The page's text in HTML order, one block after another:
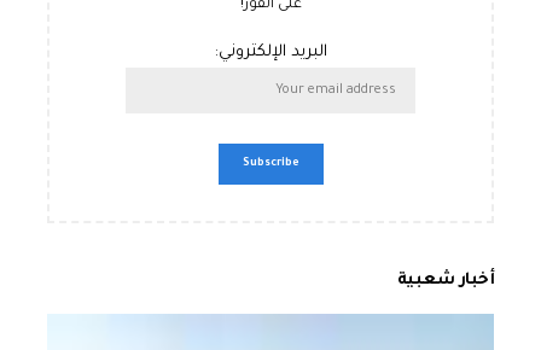
على الفور!
البريد الإلكتروني:
أخبار شعبية